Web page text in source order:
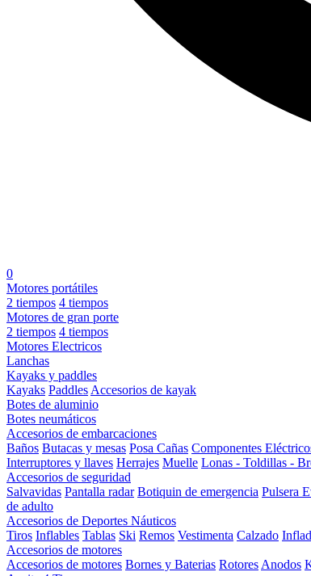
0
Motores portátiles
2 tiempos 4 tiempos
Motores de gran porte
2 tiempos 4 tiempos
Motores Electricos
Lanchas
Kayaks y paddles
Kayaks Paddles Accesorios de kayak
Botes de aluminio
Botes neumáticos
Accesorios de embarcaciones
Baños Butacas y mesas Posa Cañas Componentes
Interruptores y llaves Herrajes Muelle Lonas - Toldillas -
Accesorios de seguridad
Salvavidas Pantalla radar Botiquin de emergencia Pulsera
de adulto
Accesorios de Deportes Náuticos
Tiros Inflables Tablas Ski Remos Vestimenta Calzado
Accesorios de motores
Accesorios de motores Bornes y Baterias Rotores Anodos